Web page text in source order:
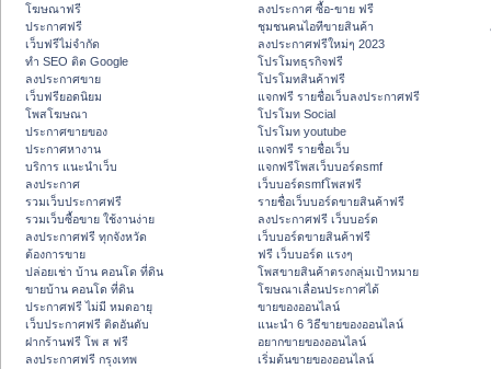
โฆษณาฟรี
ประกาศฟรี
เว็บฟรีไม่จำกัด
ทำ SEO ติด Google
ลงประกาศขาย
เว็บฟรียอดนิยม
โพสโฆษณา
ประกาศขายของ
ประกาศหางาน
บริการ แนะนำเว็บ
ลงประกาศ
รวมเว็บประกาศฟรี
รวมเว็บซื้อขาย ใช้งานง่าย
ลงประกาศฟรี ทุกจังหวัด
ต้องการขาย
ปล่อยเช่า บ้าน คอนโด ที่ดิน
ขายบ้าน คอนโด ที่ดิน
ประกาศฟรี ไม่มี หมดอายุ
เว็บประกาศฟรี ติดอันดับ
ฝากร้านฟรี โพ ส ฟรี
ลงประกาศฟรี กรุงเทพ
ลงประกาศ ซื้อ-ขาย ฟรี
ชุมชนคนไอทีขายสินค้า
ลงประกาศฟรีใหม่ๆ 2023
โปรโมทธุรกิจฟรี
โปรโมทสินค้าฟรี
แจกฟรี รายชื่อเว็บลงประกาศฟรี
โปรโมท Social
โปรโมท youtube
แจกฟรี รายชื่อเว็บ
แจกฟรีโพสเว็บบอร์ดsmf
เว็บบอร์ดsmfโพสฟรี
รายชื่อเว็บบอร์ดขายสินค้าฟรี
ลงประกาศฟรี เว็บบอร์ด
เว็บบอร์ดขายสินค้าฟรี
ฟรี เว็บบอร์ด แรงๆ
โพสขายสินค้าตรงกลุ่มเป้าหมาย
โฆษณาเลื่อนประกาศได้
ขายของออนไลน์
แนะนำ 6 วิธีขายของออนไลน์
อยากขายของออนไลน์
เริ่มต้นขายของออนไลน์